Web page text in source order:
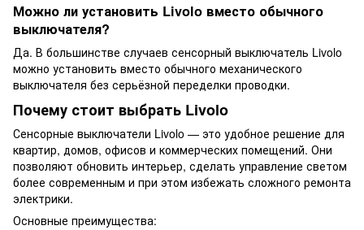
Можно ли установить Livolo вместо обычного
выключателя?
Да. В большинстве случаев сенсорный выключатель Livolo
можно установить вместо обычного механического
выключателя без серьёзной переделки проводки.
Почему стоит выбрать Livolo
Сенсорные выключатели Livolo — это удобное решение для
квартир, домов, офисов и коммерческих помещений. Они
позволяют обновить интерьер, сделать управление светом
более современным и при этом избежать сложного ремонта
электрики.
Основные преимущества: